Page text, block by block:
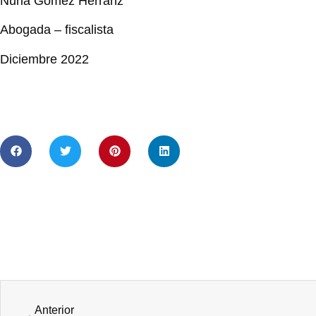
Abogada – fiscalista
Diciembre 2022
Anterior